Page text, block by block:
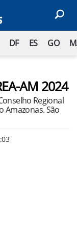
DF ES GO
AM 2024
Regional
Amazonas. São